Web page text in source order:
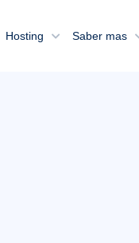
Hosting Saber mas